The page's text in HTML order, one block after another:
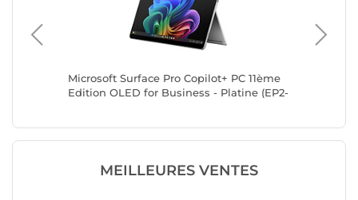
Microsoft Surface Pro Copilot+ PC 11ème
Edition OLED for Business - Platine (EP2-
MEILLEURES VENTES